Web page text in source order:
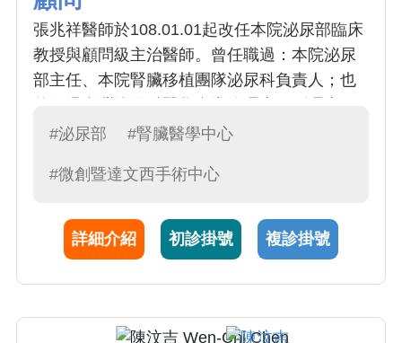
張兆祥醫師於108.01.01起改任本院泌尿部臨床
教授與顧問級主治醫師。曾任職過：本院泌尿
部主任、本院腎臟移植團隊泌尿科負責人；也
長、泌尿科專科醫師訓練醫院評鑑委員會主
泌尿科專科醫師訓練並擔任主治醫師，曾任大
醫服務。
#泌尿部 #腎臟醫學中心
#微創暨達文西手術中心
詳細介紹 初診掛號 複診掛號